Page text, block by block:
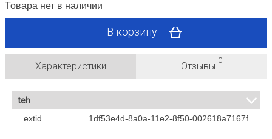
Товара нет в наличии
В корзину
Характеристики Отзывы
0
teh
extid
1df53e4d-8a0a-11e2-8f50-002618a7167f